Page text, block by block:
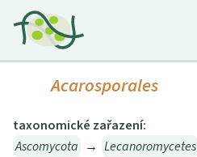
Acarosporales
taxonomické zařazení:
Ascomycota → Lecanoromycetes